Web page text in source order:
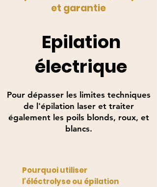
et garantie
Epilation
électrique
Pour dépasser les limites techniques
de l'épilation laser et traiter
également les poils blonds, roux, et
blancs.
Pourquoi utiliser
l'éléctrolyse ou épilation